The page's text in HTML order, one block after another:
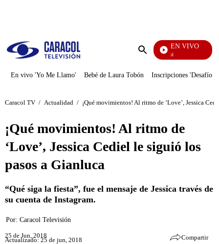
Enviar
EN VIVO
Noticias Caracol
En vivo 'Yo Me Llamo' Bebé de Laura Tobón Inscripciones 'Desafío'
Caracol TV / Actualidad / ¡Qué movimientos! Al ritmo de ‘Love’, Jessica
¡Qué movimientos! Al ritmo de
‘Love’, Jessica Cediel le siguió los
pasos a Gianluca
“Qué siga la fiesta”, fue el mensaje de Jessica través de
su cuenta de Instagram.
Por: Caracol Televisión
25 de Jun, 2018
Actualizado: 25 de jun, 2018 Compartir